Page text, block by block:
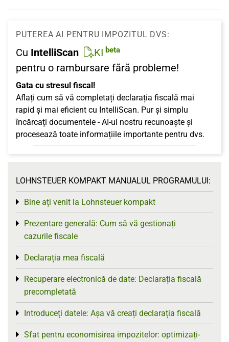
PUTEREA AI PENTRU IMPOZITUL DVS:
Cu IntelliScan KI beta
pentru o rambursare fără probleme!
Gata cu stresul fiscal!
Aflați cum să vă completați declarația fiscală mai
rapid și mai eficient cu IntelliScan. Pur și simplu
încărcați documentele - AI-ul nostru recunoaște și
procesează toate informațiile importante pentru dvs.
LOHNSTEUER KOMPAKT MANUALUL PROGRAMULUI:
Bine ați venit la Lohnsteuer kompakt
Toggle menu
Prezentare generală: Cum să vă gestionați
cazurile fiscale
Toggle menu
Declarația mea fiscală
Toggle menu
Recuperare electronică de date: Declarația fiscală
precompletată
Toggle menu
Introduceți datele: Așa vă creați declarația fiscală
Toggle menu
Sfat pentru economisirea impozitelor: optimizați-
Toggle menu